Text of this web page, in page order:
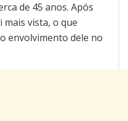
de 45 anos. Após
vista, o que
envolvimento dele no